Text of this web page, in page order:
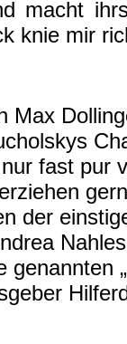
macht
knie mir
Max
fast pur
der